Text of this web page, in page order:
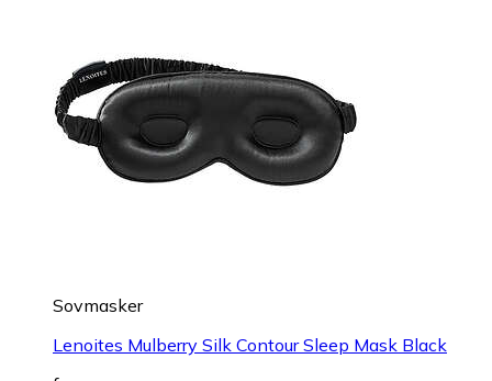
Sovmasker
Lenoites Mulberry Silk Contour Sleep Mask Black